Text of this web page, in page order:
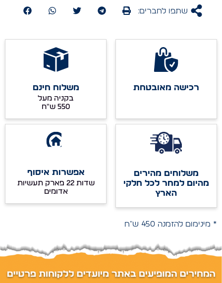
שתפו לחברים:
רכישה מאובטחת משלוח חינם
בקניה מעל
משלוחים מהירים
מהיום למחר לכל חלקי
הארץ
אפשרות איסוף
שדות 22 פארק תעשיות
אדומים
* מינימום להזמנה 450 ש"ח